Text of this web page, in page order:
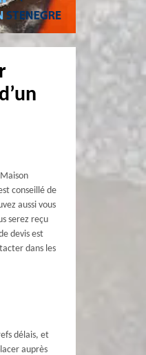
conseillé de
aussi vous
serez reçu
devis est
dans les
délais, et
auprès